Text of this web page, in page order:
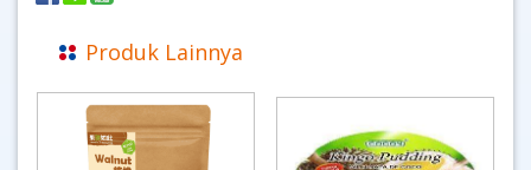
Produk Lainnya